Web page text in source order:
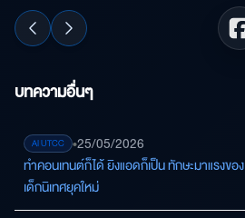
บทความอื่นๆ
AI UTCC •25/05/2026
ทำคอนเทนต์ก็ได้ ยิงแอดก็เป็น ทักษะมาแรงของ
เด็กนิเทศยุคใหม่